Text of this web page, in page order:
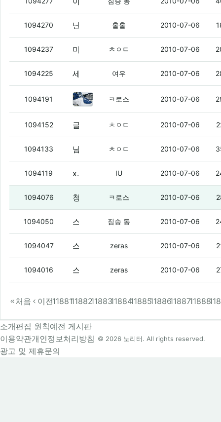
1094270 홀홀 2010-07-06
1094237 (1)
ㅊㅇㄷ 2010-07-06
1094225 여우 2010-07-06
1094191 내가 산 신발중에 젤 잘신었던 신발
ㅋ로스 2010-07-06
1094152 ㅊㅇㄷ 2010-07-06
1094133 (5)
ㅊㅇㄷ 2010-07-06
1094119 x6 12/5 가면 유면 떴네 ㅇㅇ (5)
IU 2010-07-06
1094076 (3)
ㅋ로스 2010-07-06
1094050 짐승 동 2010-07-06
1094047 zeras 2010-07-06
1094016 (2)
zeras 2010-07-06
처음 이전1188111882118831188411885118861188711888
소개편집 원칙예전 게시판
이용약관개인정보처리방침
광고 및 제휴문의
© 2026 노리터. All rights reserved.